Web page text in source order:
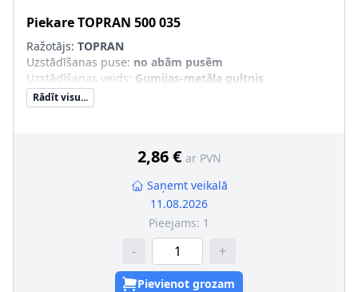
PiekareTOPRAN 500 035
Ražotājs: TOPRAN
Uzstādīšanas puse: no abām pusēm
Uzstādīšanas veids: Gumijas-metāla gultnis
Rādīt visu...
2,86 € ar PVN
Saņemt veikalā
11.08.2026
Pieejams: 1
- +
Pievienot grozam